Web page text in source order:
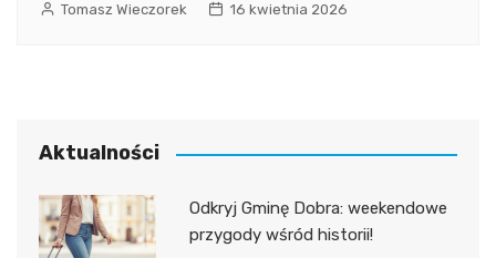
Tomasz Wieczorek 16 kwietnia 2026
Aktualności
Odkryj Gminę Dobra: weekendowe
przygody wśród historii!